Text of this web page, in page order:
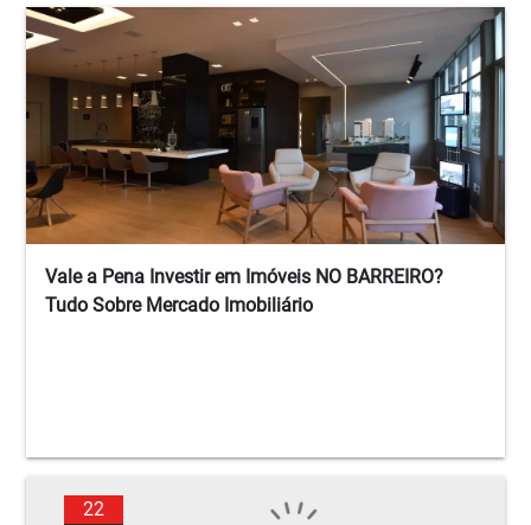
Vale a Pena Investir em Imóveis NO BARREIRO?
Tudo Sobre Mercado Imobiliário
22